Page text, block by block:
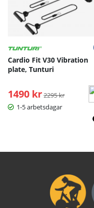
Cardio Fit V30 Vibration
plate, Tunturi
1490 kr Ordinarie pris:
2295 kr
1-5 arbetsdagar